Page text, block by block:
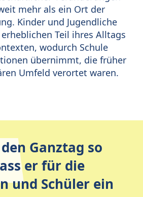
mehr als ein Ort der
Kinder und Jugendliche
Teil ihres Alltags
wodurch Schule
übernimmt, die früher
Umfeld verortet waren.
Ganztag so
er für die
und Schüler ein